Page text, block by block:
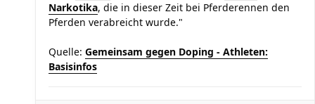
Narkotika, die in dieser Zeit bei Pferderennen den
Pferden verabreicht wurde."
Quelle: Gemeinsam gegen Doping - Athleten:
Basisinfos